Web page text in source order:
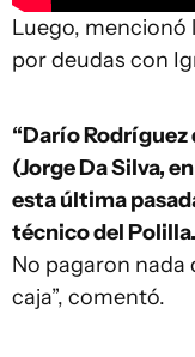
Luego, mencionó
por deudas con
“Darío
(Jorge Da Silva,
esta última
técnico del
No pagaron nada
caja”, comentó.